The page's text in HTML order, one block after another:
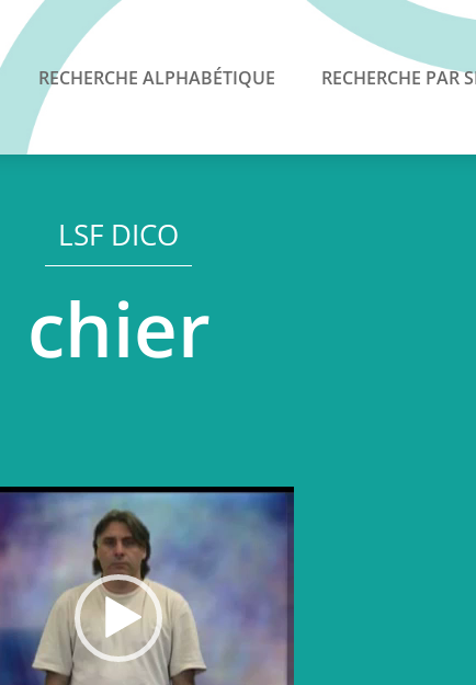
RECHERCHE ALPHABÉTIQUE RECHERCHE PAR
LSF DICO
chier
Lecteur
vidéo